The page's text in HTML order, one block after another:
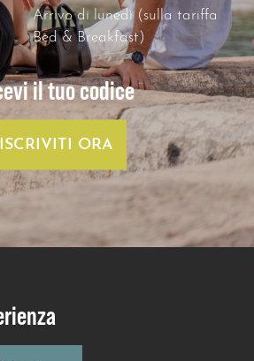
Arrivo di lunedì (sulla tariffa
Bed & Breakfast)
il tuo codice
ISCRIVITI ORA